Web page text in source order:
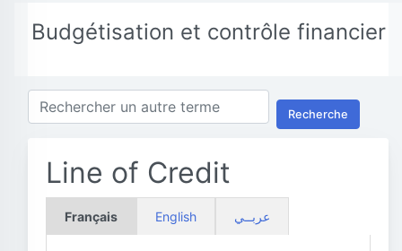
Budgétisation et contrôle financier
Recherche
Line of Credit
Français English عربــي